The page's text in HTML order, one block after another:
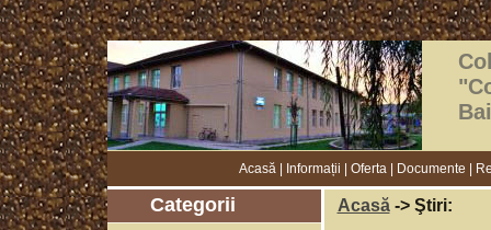
Acasă Informații Oferta Documente
Categorii Acasă-> Ştiri: